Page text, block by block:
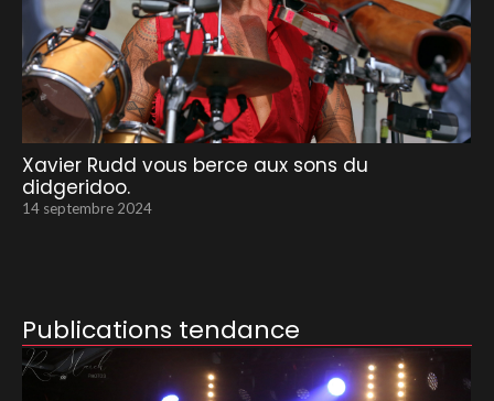
Xavier Rudd vous berce aux sons du
didgeridoo.
14 septembre 2024
Publications tendance